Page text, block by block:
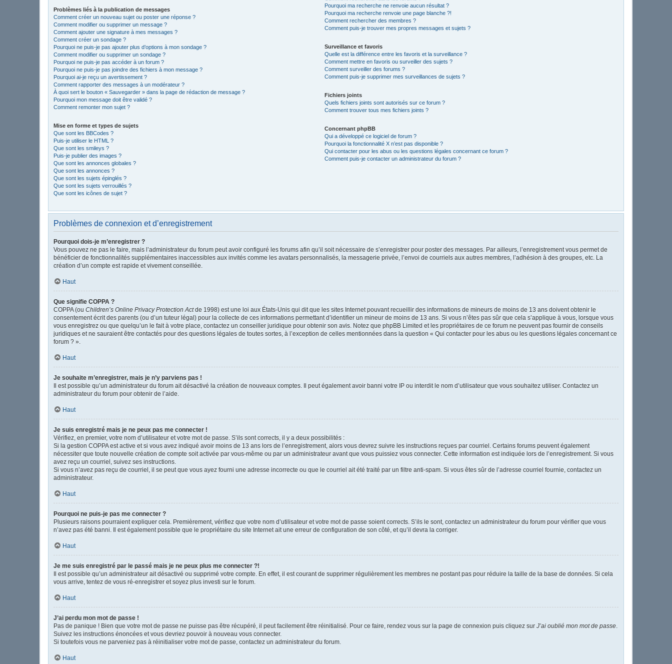
Problèmes liés à la publication de messages
Comment créer un nouveau sujet ou poster une réponse ?
Comment modifier ou supprimer un message ?
Comment ajouter une signature à mes messages ?
Comment créer un sondage ?
Pourquoi ne puis-je pas ajouter plus d’options à mon sondage ?
Comment modifier ou supprimer un sondage ?
Pourquoi ne puis-je pas accéder à un forum ?
Pourquoi ne puis-je pas joindre des fichiers à mon message ?
Pourquoi ai-je reçu un avertissement ?
Comment rapporter des messages à un modérateur ?
À quoi sert le bouton « Sauvegarder » dans la page de rédaction de message ?
Pourquoi mon message doit être validé ?
Comment remonter mon sujet ?
Mise en forme et types de sujets
Que sont les BBCodes ?
Puis-je utiliser le HTML ?
Que sont les smileys ?
Puis-je publier des images ?
Que sont les annonces globales ?
Que sont les annonces ?
Que sont les sujets épinglés ?
Que sont les sujets verrouillés ?
Que sont les icônes de sujet ?
Pourquoi ma recherche ne renvoie aucun résultat ?
Pourquoi ma recherche renvoie une page blanche ?!
Comment rechercher des membres ?
Comment puis-je trouver mes propres messages et sujets ?
Surveillance et favoris
Quelle est la différence entre les favoris et la surveillance ?
Comment mettre en favoris ou surveiller des sujets ?
Comment surveiller des forums ?
Comment puis-je supprimer mes surveillances de sujets ?
Fichiers joints
Quels fichiers joints sont autorisés sur ce forum ?
Comment trouver tous mes fichiers joints ?
Concernant phpBB
Qui a développé ce logiciel de forum ?
Pourquoi la fonctionnalité X n’est pas disponible ?
Qui contacter pour les abus ou les questions légales concernant ce forum ?
Comment puis-je contacter un administrateur du forum ?
Problèmes de connexion et d’enregistrement
Pourquoi dois-je m’enregistrer ?
Vous pouvez ne pas le faire, mais l’administrateur du forum peut avoir configuré les forums afin qu’il soit nécessaire de s’enregistrer pour poster des messages. Par ailleurs, l’enregistrement vous permet de
bénéficier de fonctionnalités supplémentaires inaccessibles aux invités comme les avatars personnalisés, la messagerie privée, l’envoi de courriels aux autres membres, l’adhésion à des groupes, etc. La
création d’un compte est rapide et vivement conseillée.
Haut
Que signifie COPPA ?
COPPA (ou Children’s Online Privacy Protection Actde 1998) est une loi aux États-Unis qui dit que les sites Internet pouvant recueillir des informations de mineurs de moins de 13 ans doivent obtenir le
consentement écrit des parents (ou d’un tuteur légal) pour la collecte de ces informations permettant d’identifier un mineur de moins de 13 ans. Si vous n’êtes pas sûr que cela s’applique à vous, lorsque vous
vous enregistrez ou que quelqu’un le fait à votre place, contactez un conseiller juridique pour obtenir son avis. Notez que phpBB Limited et les propriétaires de ce forum ne peuvent pas fournir de conseils
juridiques et ne sauraient être contactés pour des questions légales de toutes sortes, à l’exception de celles mentionnées dans la question « Qui contacter pour les abus ou les questions légales concernant ce
forum ? ».
Haut
Je souhaite m’enregistrer, mais je n’y parviens pas !
Il est possible qu’un administrateur du forum ait désactivé la création de nouveaux comptes. Il peut également avoir banni votre IP ou interdit le nom d’utilisateur que vous souhaitez utiliser. Contactez un
administrateur du forum pour obtenir de l’aide.
Haut
Je suis enregistré mais je ne peux pas me connecter !
Vérifiez, en premier, votre nom d’utilisateur et votre mot de passe. S’ils sont corrects, il y a deux possibilités :
Si la gestion COPPA est active et si vous avez indiqué avoir moins de 13 ans lors de l’enregistrement, alors vous devrez suivre les instructions reçues par courriel. Certains forums peuvent également
nécessiter que toute nouvelle création de compte soit activée par vous-même ou par un administrateur avant que vous puissiez vous connecter. Cette information est indiquée lors de l’enregistrement. Si vous
avez reçu un courriel, suivez ses instructions.
Si vous n’avez pas reçu de courriel, il se peut que vous ayez fourni une adresse incorrecte ou que le courriel ait été traité par un filtre anti-spam. Si vous êtes sûr de l’adresse courriel fournie, contactez un
administrateur.
Haut
Pourquoi ne puis-je pas me connecter ?
Plusieurs raisons pourraient expliquer cela. Premièrement, vérifiez que votre nom d’utilisateur et votre mot de passe soient corrects. S’ils le sont, contactez un administrateur du forum pour vérifier que vous
n’avez pas été banni. Il est également possible que le propriétaire du site Internet ait une erreur de configuration de son côté, et qu’il devra la corriger.
Haut
Je me suis enregistré par le passé mais je ne peux plus me connecter ?!
Il est possible qu’un administrateur ait désactivé ou supprimé votre compte. En effet, il est courant de supprimer régulièrement les membres ne postant pas pour réduire la taille de la base de données. Si cela
vous arrive, tentez de vous ré-enregistrer et soyez plus investi sur le forum.
Haut
J’ai perdu mon mot de passe !
Pas de panique ! Bien que votre mot de passe ne puisse pas être récupéré, il peut facilement être réinitialisé. Pour ce faire, rendez vous sur la page de connexion puis cliquez sur J’ai oublié mon mot de passe.
Suivez les instructions énoncées et vous devriez pouvoir à nouveau vous connecter.
Si toutefois vous ne parveniez pas à réinitialiser votre mot de passe, contactez un administrateur du forum.
Haut